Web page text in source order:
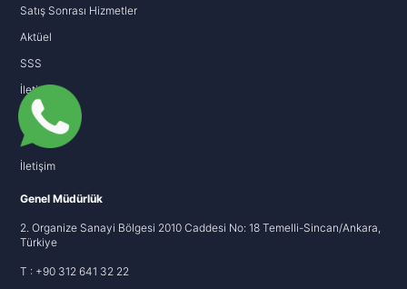
Satış Sonrası Hizmetler
Aktüel
SSS
İletişim
KVKK
İletişim
Genel Müdürlük
2. Organize Sanayi Bölgesi 2010 Caddesi No: 18 Temelli-Sincan/Ankara,
Türkiye
T : +90 312 641 32 22